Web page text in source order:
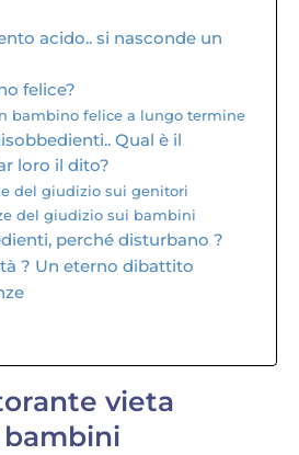
acido.. si nasconde un
felice?
bambino felice a lungo termine
Qual è il
loro il dito?
del giudizio sui genitori
del giudizio sui bambini
perché disturbano ?
? Un eterno dibattito
vieta
bambini